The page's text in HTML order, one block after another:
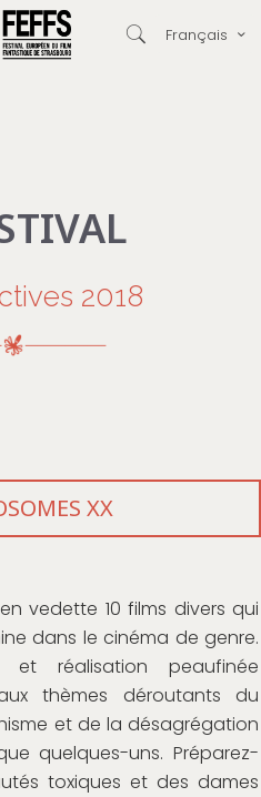
Français
2018
XX
vedette 10 films divers qui
dans le cinéma de genre.
et réalisation peaufinée
thèmes déroutants du
et de la désagrégation
quelques-uns. Préparez-
toxiques et des dames